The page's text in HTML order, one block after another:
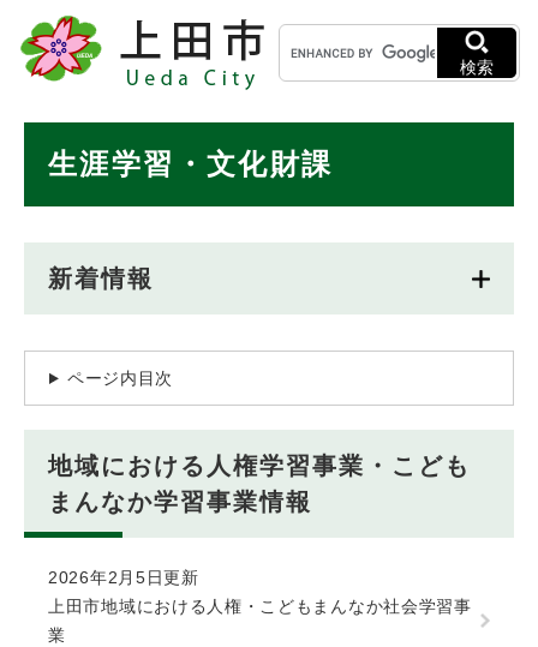
メニューを飛ばして本文へ
キ
ー
ワ
検
検索
生涯学習・文化財課
新着情報
ページ内目次
地域における人権学習事業・こども
まんなか学習事業情報
2026年2月5日更新
上田市地域における人権・こどもまんなか社会学習事
業